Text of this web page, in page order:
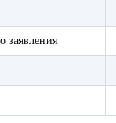
заявления